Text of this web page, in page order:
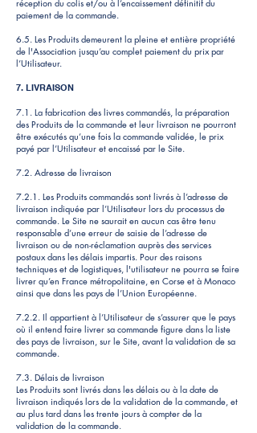
réception du colis et/ou à l’encaissement définitif du
paiement de la commande.
6.5. Les Produits demeurent la pleine et entière propriété
de l'Association jusqu’au complet paiement du prix par
l’Utilisateur.
7. LIVRAISON
7.1. La fabrication des livres commandés, la préparation
des Produits de la commande et leur livraison ne pourront
être exécutés qu’une fois la commande validée, le prix
payé par l’Utilisateur et encaissé par le Site.
7.2. Adresse de livraison
7.2.1. Les Produits commandés sont livrés à l’adresse de
livraison indiquée par l’Utilisateur lors du processus de
commande. Le Site ne saurait en aucun cas être tenu
responsable d’une erreur de saisie de l’adresse de
livraison ou de non-réclamation auprès des services
postaux dans les délais impartis. Pour des raisons
techniques et de logistiques, l'utilisateur ne pourra se faire
livrer qu’en France métropolitaine, en Corse et à Monaco
ainsi que dans les pays de l’Union Européenne.
7.2.2. Il appartient à l’Utilisateur de s’assurer que le pays
où il entend faire livrer sa commande figure dans la liste
des pays de livraison, sur le Site, avant la validation de sa
commande.
7.3. Délais de livraison
Les Produits sont livrés dans les délais ou à la date de
livraison indiqués lors de la validation de la commande, et
au plus tard dans les trente jours à compter de la
validation de la commande.